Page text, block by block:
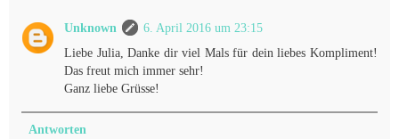
Unknown
6. April 2016 um 23:15
Liebe Julia, Danke dir viel Mals für dein liebes Kompliment!
Das freut mich immer sehr!
Ganz liebe Grüsse!
Antworten